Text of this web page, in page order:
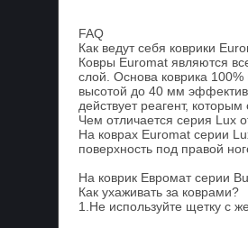
FAQ
Как ведут себя коврики
Ковры Euromat являются
слой. Основа коврика
высотой до 40 мм
действует реагент,
Чем отличается серия Lux
На коврах Euromat серии
поверхность под правой
На коврик Евромат серии
Как ухаживать за коврами?
1.Не используйте щетку с